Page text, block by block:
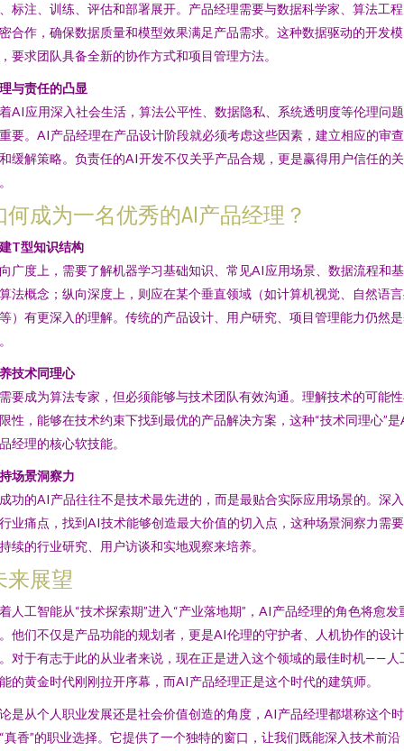
标注、训练、评估和部署展开。产品经理需要与数据科学家、算法工
合作，确保数据质量和模型效果满足产品需求。这种数据驱动的开发模
要求团队具备全新的协作方式和项目管理方法。
与责任的凸显
AI应用深入社会生活，算法公平性、数据隐私、系统透明度等伦理问
要。AI产品经理在产品设计阶段就必须考虑这些因素，建立相应的审
缓解策略。负责任的AI开发不仅关乎产品合规，更是赢得用户信任的关
何成为一名优秀的AI产品经理？
T型知识结构
广度上，需要了解机器学习基础知识、常见AI应用场景、数据流程和
法概念；纵向深度上，则应在某个垂直领域（如计算机视觉、自然语
）有更深入的理解。传统的产品设计、用户研究、项目管理能力仍然
技术同理心
要成为算法专家，但必须能够与技术团队有效沟通。理解技术的可能
性，能够在技术约束下找到最优的产品解决方案，这种“技术同理心”
经理的核心软技能。
场景洞察力
功的AI产品往往不是技术最先进的，而是最贴合实际应用场景的。深
业痛点，找到AI技术能够创造最大价值的切入点，这种场景洞察力需
续的行业研究、用户访谈和实地观察来培养。
来展望
人工智能从“技术探索期”进入“产业落地期”，AI产品经理的角色将愈发
他们不仅是产品功能的规划者，更是AI伦理的守护者、人机协作的设计
对于有志于此的从业者来说，现在正是进入这个领域的最佳时机——人
的黄金时代刚刚拉开序幕，而AI产品经理正是这个时代的建筑师。
是从个人职业发展还是社会价值创造的角度，AI产品经理都堪称这个时
真香”的职业选择。它提供了一个独特的窗口，让我们既能深入技术前沿